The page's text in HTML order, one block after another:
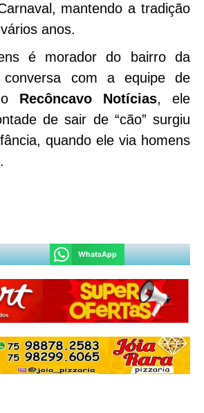
mantendo a tradição
anos.
é morador do bairro da
com a equipe de
Recôncavo Notícias, ele
de sair de “cão” surgiu
quando ele via homens
WhatsApp